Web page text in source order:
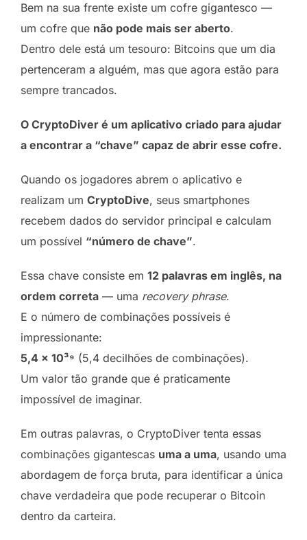
Bem na sua frente existe um cofre gigantesco —
um cofre que não pode mais ser aberto.
Dentro dele está um tesouro: Bitcoins que um dia
pertenceram a alguém, mas que agora estão para
sempre trancados.
O CryptoDiver é um aplicativo criado para ajudar
a encontrar a “chave” capaz de abrir esse cofre.
Quando os jogadores abrem o aplicativo e
realizam um CryptoDive, seus smartphones
recebem dados do servidor principal e calculam
um possível “número de chave”.
Essa chave consiste em 12 palavras em inglês, na
ordem correta — uma recovery phrase.
E o número de combinações possíveis é
impressionante:
5,4 × 10³⁹ (5,4 decilhões de combinações).
Um valor tão grande que é praticamente
impossível de imaginar.
Em outras palavras, o CryptoDiver tenta essas
combinações gigantescas uma a uma, usando uma
abordagem de força bruta, para identificar a única
chave verdadeira que pode recuperar o Bitcoin
dentro da carteira.